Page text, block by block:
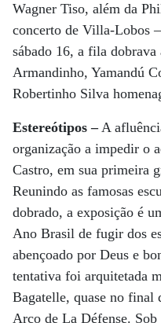
Wagner Tiso, além da
concerto de Villa-Lobos –
sábado 16, a fila dobrava
Armandinho, Yamandú
Robertinho Silva
Estereótipos –A
organização a impedir o
Castro, em sua primeira
Reunindo as famosas
dobrado, a exposição é
Ano Brasil de fugir dos
abençoado por Deus e
tentativa foi arquitetada
Bagatelle, quase no final
Arco de La Défense. Sob